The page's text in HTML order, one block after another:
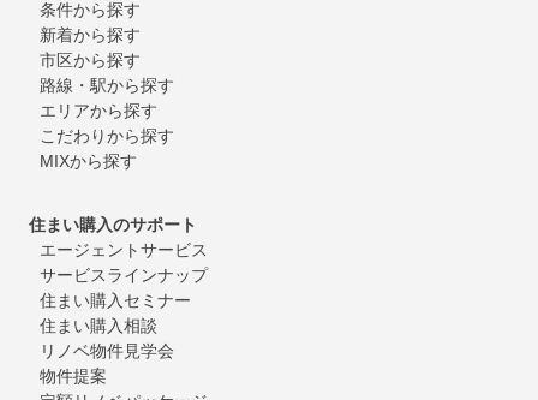
条件から探す
新着から探す
市区から探す
路線・駅から探す
エリアから探す
こだわりから探す
MIXから探す
住まい購入のサポート
エージェントサービス
サービスラインナップ
住まい購入セミナー
住まい購入相談
リノベ物件見学会
物件提案